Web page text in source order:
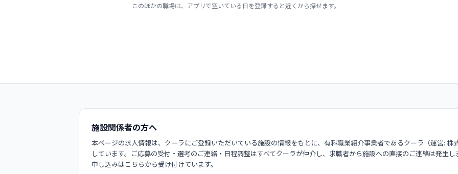
このほかの職場は、アプリで空いている日を登録すると近くから探せます。
施設関係者の方へ
本ページの求人情報は、クーラにご登録いただいている施設の情報をもとに、有料職業紹介事業者であるクーラ（運営:
しています。ご応募の受付・選考のご連絡・日程調整はすべてクーラが仲介し、求職者から施設への直接のご連絡は発生
申し込みはこちらから受け付けています。